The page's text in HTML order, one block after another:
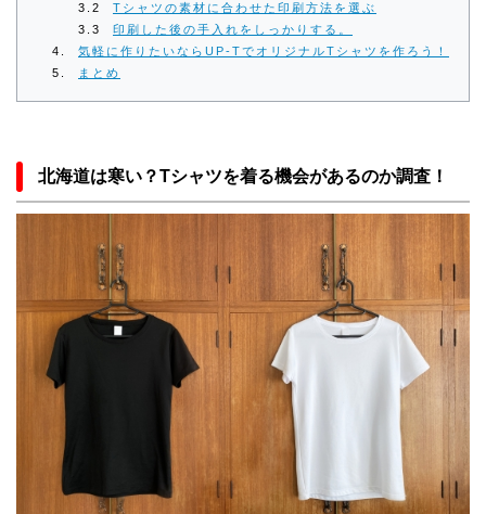
Tシャツの素材に合わせた印刷方法を選ぶ
印刷した後の手入れをしっかりする。
気軽に作りたいならUP-TでオリジナルTシャツを作ろう！
まとめ
北海道は寒い？Tシャツを着る機会があるのか調査！